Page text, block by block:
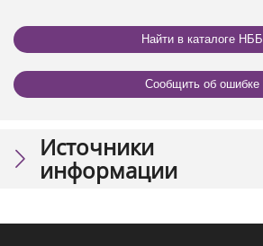
Найти в каталоге НББ
Сообщить об ошибке
Источники
информации